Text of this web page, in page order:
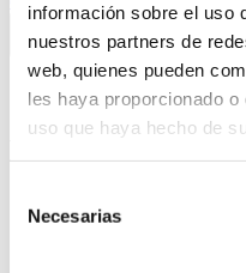
información sobre el uso
nuestros partners de
web, quienes pueden
les haya proporcionado
uso que haya hecho de
Necesarias
menu shopping_cart search
Búsqueda en el sitio
Actualmente se encuentra en:
Laboratorio
Estrategias para